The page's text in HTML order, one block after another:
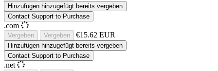
Hinzufügen hinzugefügt bereits vergeben
Contact Support to Purchase
.com
Vergeben Vergeben €15.62 EUR
Hinzufügen hinzugefügt bereits vergeben
Contact Support to Purchase
.net